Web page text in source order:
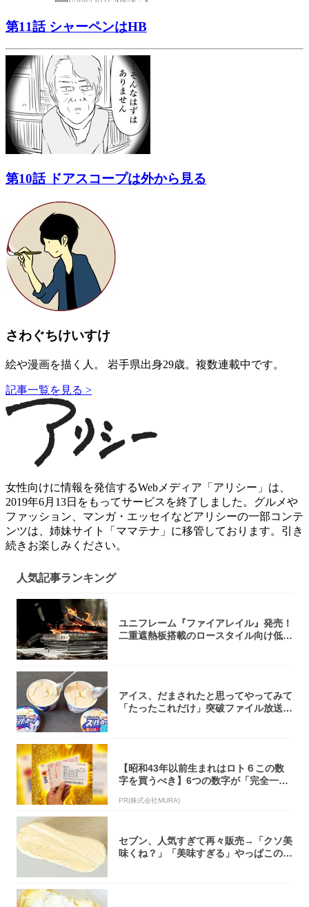
第11話 シャーペンはHB
第10話 ドアスコープは外から見る
さわぐちけいすけ
絵や漫画を描く人。 岩手県出身29歳。複数連載中です。
記事一覧を見る >
女性向けに情報を発信するWebメディア「アリシー」は、
2019年6月13日をもってサービスを終了しました。グルメや
ファッション、マンガ・エッセイなどアリシーの一部コンテ
ンツは、姉妹サイト「ママテナ」に移管しております。引き
続きお楽しみください。
人気記事ランキング
ユニフレーム『ファイアレイル』発売！
二重遮熱板搭載のロースタイル向け低型
アイス、だまされたと思ってやってみて
「たったこれだけ」突破ファイル放送で
【昭和43年以前生まれはロト６この数
字を買うべき】6つの数字が「完全一
PR(株式会社MURA)
セブン、人気すぎて再々販売→「クソ美
味くね？」「美味すぎる」やっぱこのク